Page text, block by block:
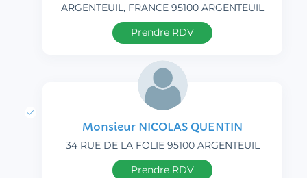
ARGENTEUIL, FRANCE 95100 ARGENTEUIL
Prendre RDV
Monsieur NICOLAS QUENTIN
34 RUE DE LA FOLIE 95100 ARGENTEUIL
Prendre RDV